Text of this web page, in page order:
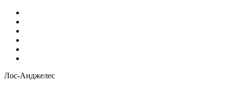
Лос-Анджелес